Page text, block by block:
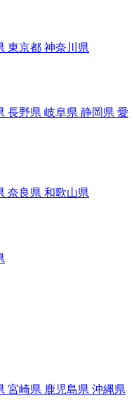
東京都 神奈川県
長野県 岐阜県 静岡県 愛
奈良県 和歌山県
宮崎県 鹿児島県 沖縄県